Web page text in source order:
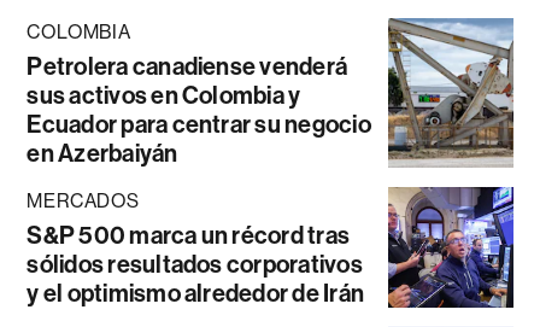
COLOMBIA
Petrolera canadiense venderá
sus activos en Colombia y
Ecuador para centrar su negocio
en Azerbaiyán
MERCADOS
S&P 500 marca un récord tras
sólidos resultados corporativos
y el optimismo alrededor de Irán